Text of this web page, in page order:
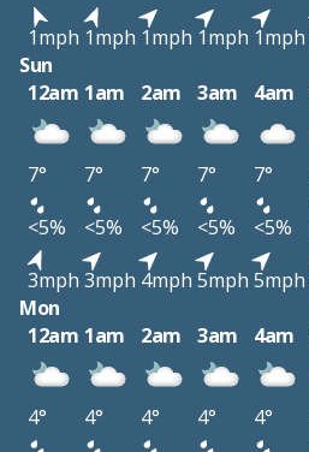
1mph 1mph 1mph 1mph 1mph
Sun
12am 1am 2am 3am 4am
7° 7° 7° 7° 7°
<5%
<5% <5% <5% <5%
3mph 3mph 4mph 5mph 5mph
Mon
12am 1am 2am 3am 4am
4° 4° 4° 4° 4°